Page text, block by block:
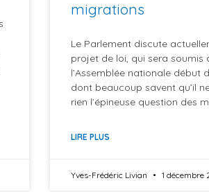
migrations
Le Parlement discute
projet de loi, qui sera soumis
l’Assemblée nationale début
dont beaucoup savent qu’il
rien l’épineuse question des
LIRE PLUS
Yves-Frédéric Livian 1 décembre